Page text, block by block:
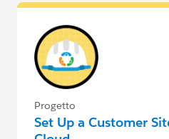
Progetto
Set Up a Customer